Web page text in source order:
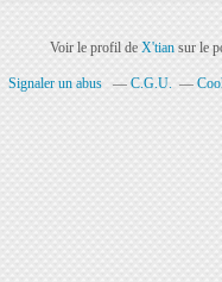
Voir le profil de X'tiansur le
Signaler un abus C.G.U.